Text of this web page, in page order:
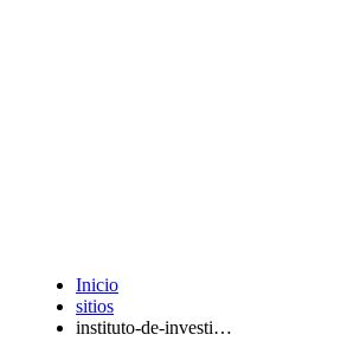
Inicio
sitios
instituto-de-investi…